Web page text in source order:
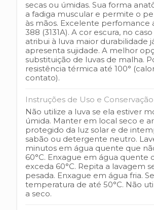
secas ou úmidas. Sua forma
a fadiga muscular e permite o
às mãos. Excelente perfomance
388 (3131A). A cor escura, no
atribui à luva maior durabilidade
apresenta sujidade. A melhor
substituição de luvas de malha.
resistência térmica até 100°
contato).
Instruções de Uso e Conservação
Não utilize a luva se ela estiver
úmida. Manter em local seco e
protegido da luz solar e de
sabão ou detergente neutro.
minutos em água quente que
60°C. Enxague em água quente
exceda 60°C. Repita a lavagem
pesada. Enxague em água fria.
temperatura de até 50°C. Não
a seco.